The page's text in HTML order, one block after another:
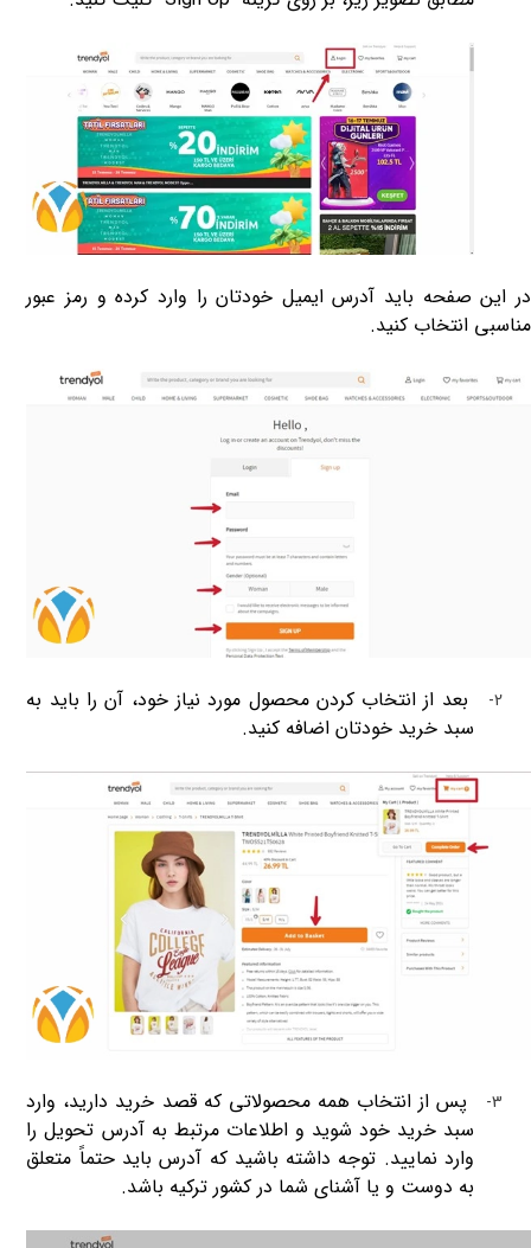
در این صفحه باید آدرس ایمیل خودتان را وارد کرده و رمز عبور
مناسبی انتخاب کنید.
2-
بعد از انتخاب کردن محصول مورد نیاز خود، آن را باید به
سبد خرید خودتان اضافه کنید.
3-
پس از انتخاب همه محصولاتی که قصد خرید دارید، وارد
سبد خرید خود شوید و اطلاعات مرتبط به آدرس تحویل را
وارد نمایید. توجه داشته باشید که آدرس باید حتماً متعلق
به دوست و یا آشنای شما در کشور ترکیه باشد.